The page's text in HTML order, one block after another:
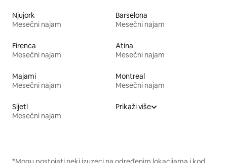
Njujork
Mesečni najam
Barselona
Mesečni najam
Firenca
Mesečni najam
Atina
Mesečni najam
Majami
Mesečni najam
Montreal
Mesečni najam
Sijetl
Mesečni najam
Prikaži više